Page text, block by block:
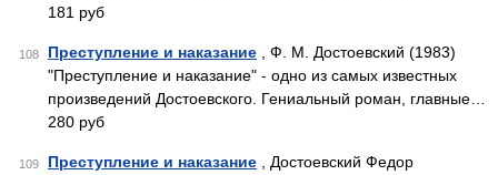
181 руб
108 Преступление и наказание , Ф. М. Достоевский (1983)
"Преступление и наказание" - одно из самых известных
произведений Достоевского. Гениальный роман, главные…
280 руб
109 Преступление и наказание , Достоевский Федор